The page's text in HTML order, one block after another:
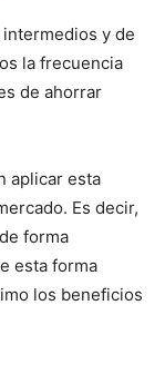
y de
la frecuencia
de ahorrar
aplicar esta
Es decir,
forma
esta forma
los beneficios